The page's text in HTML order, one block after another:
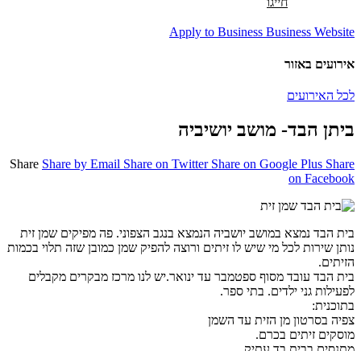
Apply to Business Business Website
אירועים באזור
לכל האירועים
ביתן הבד- מושב יושיביה
Share Share by Email Share on Twitter Share on Google Plus Share
on Facebook
בית הבד נמצא במושב יושביה הנמצא בנגב הצפוני. פה מפיקים שמן זית
נותן שירות לכל מי שיש לו זיתים ורוצה להפיק שמן כמובן שזה תלוי בכמות
הזיתים.
בית הבד עובד מסוף ספטמבר עד ינואר.יש לנו מרכז מבקרים מקבלים
לפעילות גני ילדים. בתי ספר.
בתוכנית:
צפיה בסרטון מן הזית עד השמן
מוסקים זיתים בכרם.